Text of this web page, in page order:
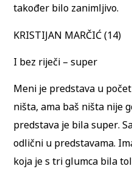
također bilo zanimljivo.
KRISTIJAN MARČIĆ (14)
I bez riječi – super
Meni je predstava u
ništa, ama baš ništa nije
predstava je bila super.
odlični u predstavama.
koja je s tri glumca bila